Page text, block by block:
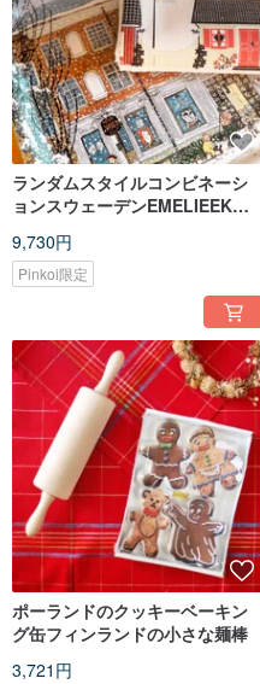
ランダムスタイルコンビネーシ
ョンスウェーデンEMELIEEKト
EMELIEEKティータオル
9,730円
Pinkoi限定
ポーランドのクッキーベーキン
グ缶フィンランドの小さな麺棒
3,721円